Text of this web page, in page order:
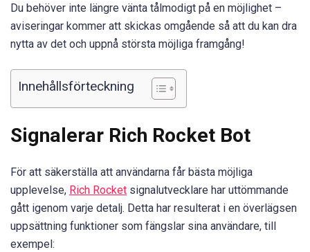
Du behöver inte längre vänta tålmodigt på en möjlighet –
aviseringar kommer att skickas omgående så att du kan dra
nytta av det och uppnå största möjliga framgång!
Innehållsförteckning
Signalerar Rich Rocket Bot
För att säkerställa att användarna får bästa möjliga
upplevelse, Rich Rocket signalutvecklare har uttömmande
gått igenom varje detalj. Detta har resulterat i en överlägsen
uppsättning funktioner som fängslar sina användare, till
exempel: